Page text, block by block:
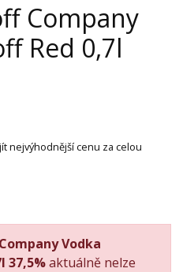
Company
Red 0,7l
nejvýhodnější cenu za celou
Vodka
37,5%aktuálně nelze